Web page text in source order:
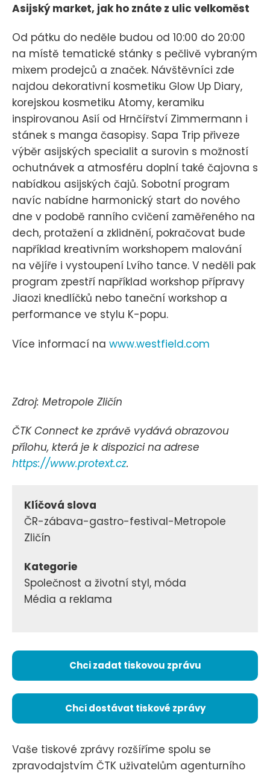
Asijský market, jak ho znáte z ulic velkoměst
Od pátku do neděle budou od 10:00 do 20:00
na místě tematické stánky s pečlivě vybraným
mixem prodejců a značek. Návštěvníci zde
najdou dekorativní kosmetiku Glow Up Diary,
korejskou kosmetiku Atomy, keramiku
inspirovanou Asií od Hrnčířství Zimmermann i
stánek s manga časopisy. Sapa Trip přiveze
výběr asijských specialit a surovin s možností
ochutnávek a atmosféru doplní také čajovna s
nabídkou asijských čajů. Sobotní program
navíc nabídne harmonický start do nového
dne v podobě ranního cvičení zaměřeného na
dech, protažení a zklidnění, pokračovat bude
například kreativním workshopem malování
na vějíře i vystoupení Lvího tance. V neděli pak
program zpestří například workshop přípravy
Jiaozi knedlíčků nebo taneční workshop a
performance ve stylu K-popu.
Více informací na www.westfield.com
Zdroj: Metropole Zličín
ČTK Connect ke zprávě vydává obrazovou
přílohu, která je k dispozici na adrese
https://www.protext.cz.
Klíčová slova
ČR-zábava-gastro-festival-Metropole
Zličín
Kategorie
Společnost a životní styl, móda
Média a reklama
Chci zadat tiskovou zprávu
Chci dostávat tiskové zprávy
Vaše tiskové zprávy rozšíříme spolu se
zpravodajstvím ČTK uživatelům agenturního